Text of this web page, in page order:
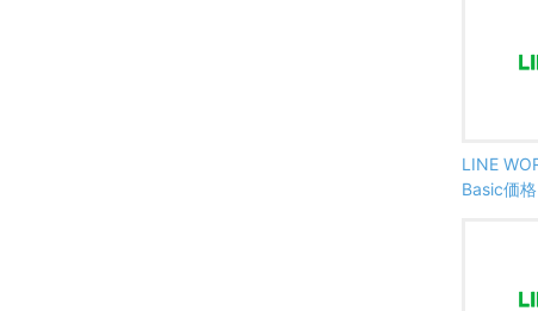
LINE
Basic価